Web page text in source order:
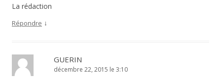
La rédaction
Répondre ↓
GUERIN
décembre 22, 2015 le 3:10